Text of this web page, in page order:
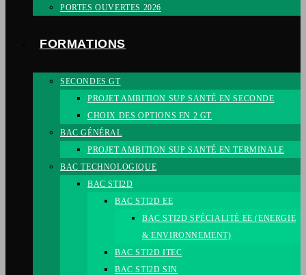
PORTES OUVERTES 2026
FORMATIONS
SECONDES GT
PROJET AMBITION SUP SANTÉ EN SECONDE
CHOIX DES OPTIONS EN 2 GT
BAC GÉNÉRAL
PROJET AMBITION SUP SANTÉ EN TERMINALE
BAC TECHNOLOGIQUE
BAC STI2D
BAC STI2D EE
BAC STI2D SPÉCIALITÉ EE (ENERGIE
& ENVIRONNEMENT)
BAC STI2D ITEC
BAC STI2D SIN